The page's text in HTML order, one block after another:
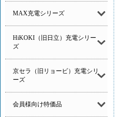
MAX充電シリーズ
HiKOKI（旧日立）充電シリー
ズ
京セラ（旧リョービ）充電シリ
ーズ
会員様向け特価品